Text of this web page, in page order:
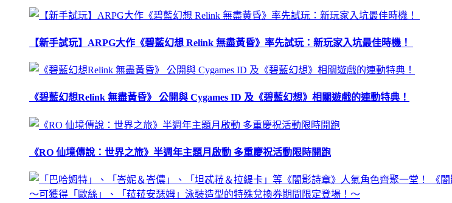
【新手試玩】ARPG大作《碧藍幻想 Relink 無盡黃昏》率先試玩：新玩家入坑最佳時機！
《碧藍幻想Relink 無盡黃昏》 公開與 Cygames ID 及《碧藍幻想》相關遊戲的連動特典！
《RO 仙境傳說：世界之旅》半週年主題月啟動 多重慶祝活動限時開跑